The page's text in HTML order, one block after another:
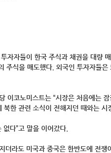
자자들이 한국 주식과 채권을 대량
주식을 매도했다. 외국인 투자자들
이코노미스트는 “시장은 처음에는
북한 관련 소식이 전해지던 때와는 시
다”고 말을 이어갔다.
더라도 미국과 중국은 한반도에 전